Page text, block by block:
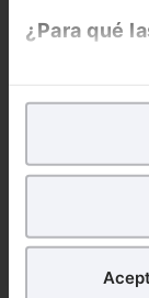
¿Para qué
analíticos
nuestra
para poder
¿Qué